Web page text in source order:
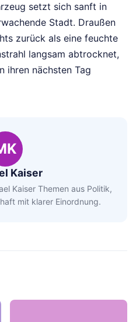
setzt sich sanft in
Stadt. Draußen
zurück als eine feuchte
langsam abtrocknet,
ihren nächsten Tag
Kaiser
Kaiser Themen aus Politik,
mit klarer Einordnung.